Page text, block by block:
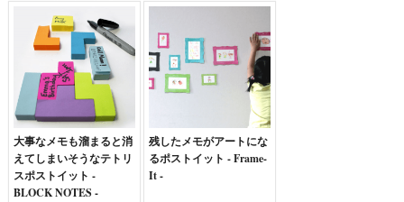
大事なメモも溜まると消
えてしまいそうなテトリ
スポストイット -
BLOCK NOTES -
残したメモがアートにな
るポストイット - Frame-
It -